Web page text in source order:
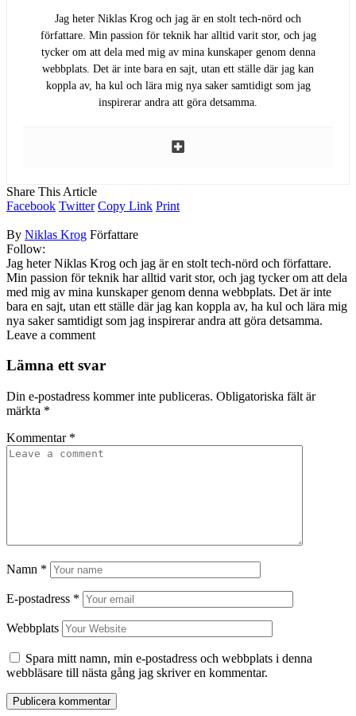
Jag heter Niklas Krog och jag är en stolt tech-nörd och
författare. Min passion för teknik har alltid varit stor, och jag
tycker om att dela med mig av mina kunskaper genom denna
webbplats. Det är inte bara en sajt, utan ett ställe där jag kan
koppla av, ha kul och lära mig nya saker samtidigt som jag
inspirerar andra att göra detsamma.
Share This Article
Facebook Twitter Copy Link Print
By Niklas Krog Författare
Follow:
Jag heter Niklas Krog och jag är en stolt tech-nörd och författare.
Min passion för teknik har alltid varit stor, och jag tycker om att dela
med mig av mina kunskaper genom denna webbplats. Det är inte
bara en sajt, utan ett ställe där jag kan koppla av, ha kul och lära mig
nya saker samtidigt som jag inspirerar andra att göra detsamma.
Leave a comment
Lämna ett svar
Din e-postadress kommer inte publiceras. Obligatoriska fält är
märkta *
Kommentar *
Namn *
E-postadress *
Webbplats
Spara mitt namn, min e-postadress och webbplats i denna
webbläsare till nästa gång jag skriver en kommentar.